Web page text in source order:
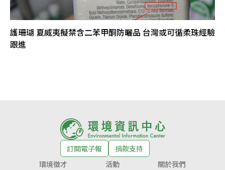
護珊瑚 夏威夷擬禁含二苯甲酮防曬品 台灣或可循柔珠經驗
跟進
訂閱電子報
捐款支持
環境徵才
活動 關於我們